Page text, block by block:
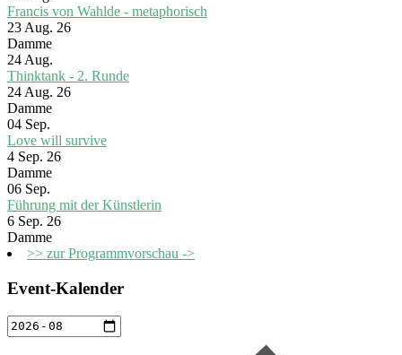
Francis von Wahlde - metaphorisch
23 Aug. 26
Damme
24 Aug.
Thinktank - 2. Runde
24 Aug. 26
Damme
04 Sep.
Love will survive
4 Sep. 26
Damme
06 Sep.
Führung mit der Künstlerin
6 Sep. 26
Damme
>> zur Programmvorschau ->
Event-Kalender